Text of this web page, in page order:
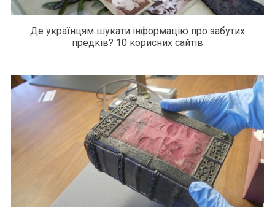
Де українцям шукати інформацію про забутих
предків? 10 корисних сайтів